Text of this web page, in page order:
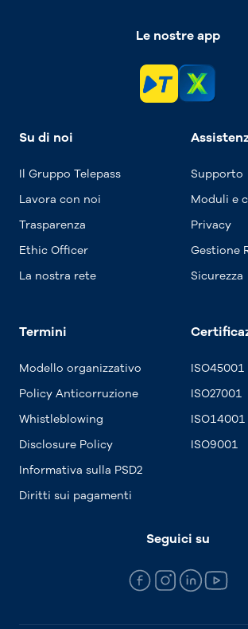
Le nostre app
Su di noi
Il Gruppo Telepass
Lavora con noi
Trasparenza
Ethic Officer
La nostra rete
Supporto
Moduli e
Privacy
Gestione
Sicurezza
Termini
Modello organizzativo
Policy Anticorruzione
Whistleblowing
Disclosure Policy
Informativa sulla PSD2
Diritti sui pagamenti
ISO45001
ISO27001
ISO14001
ISO9001
Seguici su